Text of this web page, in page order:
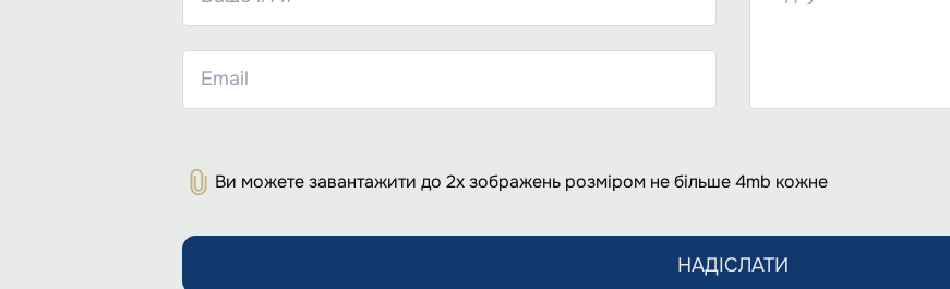
Ви можете завантажити до 2х зображень розміром не більше 4mb кожне
НАДІСЛАТИ